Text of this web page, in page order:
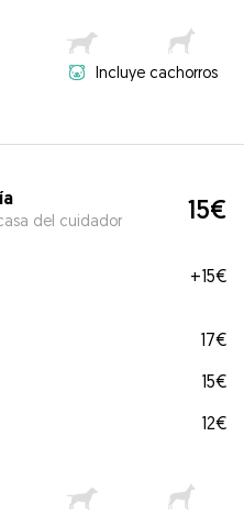
Incluye cachorros
del cuidador 15€
+15€
17€
15€
12€